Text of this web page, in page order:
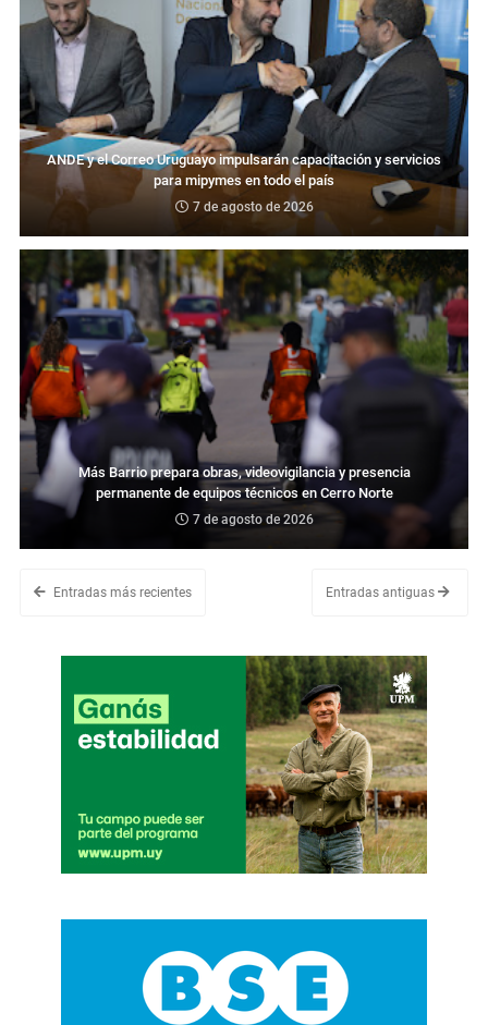
ANDE y el Correo Uruguayo impulsarán capacitación y servicios
para mipymes en todo el país
7 de agosto de 2026
Más Barrio prepara obras, videovigilancia y presencia
permanente de equipos técnicos en Cerro Norte
7 de agosto de 2026
Entradas más recientes Entradas antiguas